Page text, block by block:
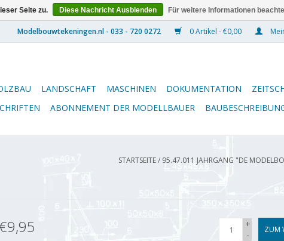
0 Artikel - €0,00
LANDSCHAFT MASCHINEN DOKUMENTATION
ABONNEMENT DER MODELLBAUER
STARTSEITE/ 95.47.011 JAHRGANG "DE
+
-
ZUM
Seite zu. Diese Nachricht Ausblenden Für weitere Informationen